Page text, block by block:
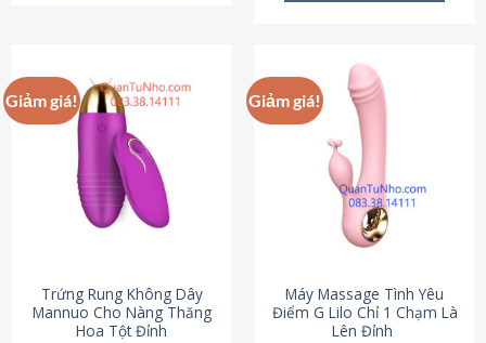
Giảm giá!
Trứng Rung Không Dây
Mannuo Cho Nàng Thăng
Hoa Tột Đỉnh
Giảm giá!
Máy Massage Tình Yêu
Điểm G Lilo Chỉ 1 Chạm Là
Lên Đỉnh